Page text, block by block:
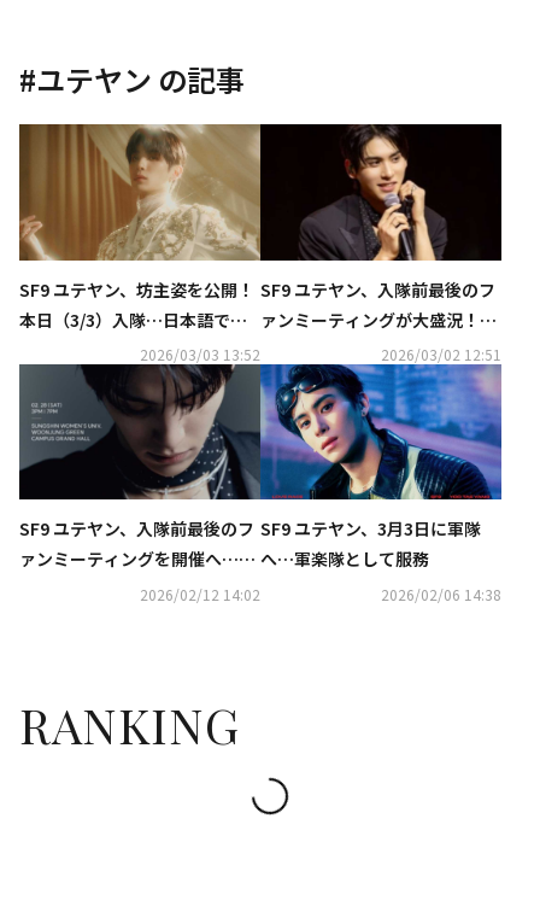
#ユテヤン の記事
SF9 ユテヤン、坊主姿を公開！
本日（3/3）入隊…日本語でフ
ァンに挨拶も（動画あり）
2026/03/03 13:52
SF9 ユテヤン、入隊前最後のフ
ァンミーティングが大盛況！メ
ンバーのサプライズ登場も
2026/03/02 12:51
SF9 ユテヤン、入隊前最後のフ
ァンミーティングを開催へ…自
身の誕生日に韓国で実施
2026/02/12 14:02
SF9 ユテヤン、3月3日に軍隊
へ…軍楽隊として服務
2026/02/06 14:38
RANKING